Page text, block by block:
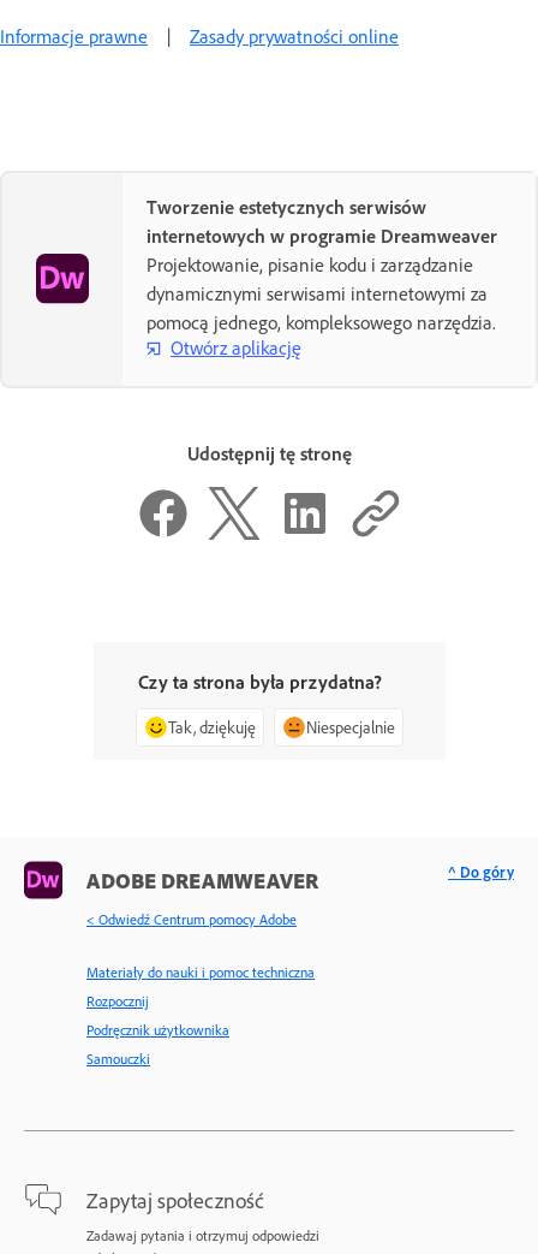
Informacje prawne | Zasady prywatności online
Tworzenie estetycznych serwisów
internetowych w programie Dreamweaver
Projektowanie, pisanie kodu i zarządzanie
dynamicznymi serwisami internetowymi za
pomocą jednego, kompleksowego narzędzia.
Otwórz aplikację
Udostępnij tę stronę
Czy ta strona była przydatna?
Tak, dziękuję Niespecjalnie
ADOBE DREAMWEAVER
< Odwiedź Centrum pomocy Adobe
Materiały do nauki i pomoc techniczna
Rozpocznij
Podręcznik użytkownika
Samouczki
Zapytaj społeczność
Zadawaj pytania i otrzymuj odpowiedzi
^ Do góry